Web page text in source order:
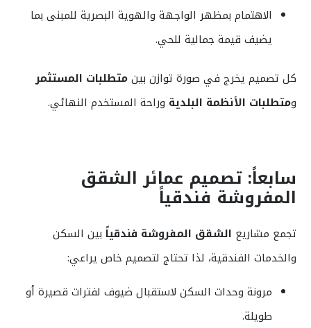
الاهتمام بمظهر الواجهة والهوية البصرية للمبنى بما
يضيف قيمة جمالية للحي.
كل تصميم يخرج في صورة توازن بينمتطلبات المستثمر
ومتطلبات الأنظمة البلدية وراحة المستخدم النهائي.
سابعاً: تصميم عمائر الشقق
المفروشة فندقياً
تجمع مشاريع الشقق المفروشة فندقياً بين السكن
والخدمات الفندقية، لذا تحتاج لتصميم خاص يراعي:
مرونة وحدات السكن لاستقبال ضيوف لفترات قصيرة أو
طويلة.